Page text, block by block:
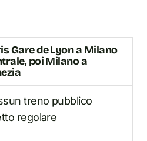
Gare de Lyon a Milano
poi Milano a
treno pubblico
regolare